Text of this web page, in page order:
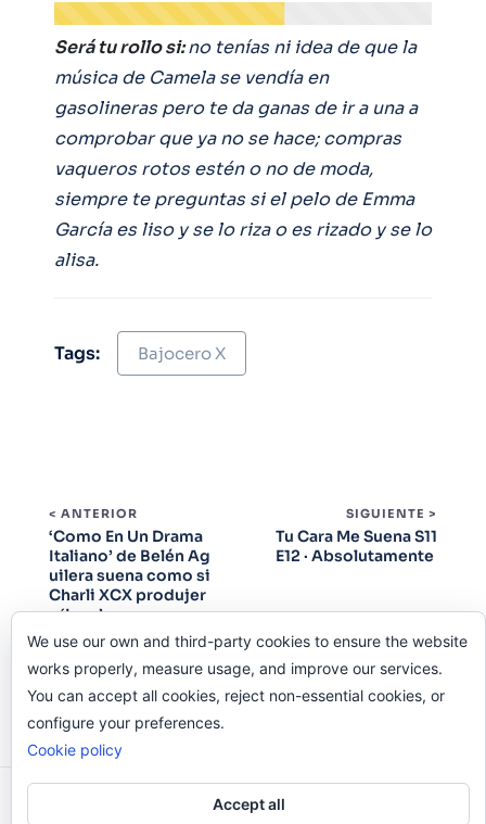
Será tu rollo si:no tenías ni idea de que la
música de Camela se vendía en
gasolineras pero te da ganas de ir a una a
comprobar que ya no se hace; compras
vaqueros rotos estén o no de moda,
siempre te preguntas si el pelo de Emma
García es liso y se lo riza o es rizado y se lo
alisa.
Tags: Bajocero X
< ANTERIOR
‘Como En Un Drama
Italiano’ de Belén Ag
uilera suena como si
Charli XCX produjer
a ‘Luar’
SIGUIENTE >
Tu Cara Me Suena S11
E12 · Absolutamente
Odi O'Malley © 2016-2025. Todos Los Derechos
We use our own and third-party cookies to ensure the website
works properly, measure usage, and improve our services.
You can accept all cookies, reject non-essential cookies, or
configure your preferences.
Cookie policy
Accept all